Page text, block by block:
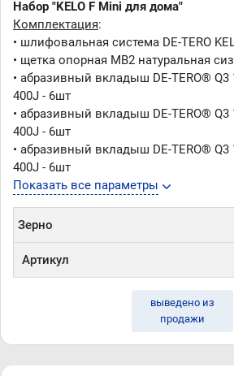
400J (6шт)
Набор "KELO F Mini для дома"
Комплектация:
• шлифовальная система DE-TERO
• щетка опорная MB2 натуральная
• абразивный вкладыш DE-TERO® Q3
400J - 6шт
• абразивный вкладыш DE-TERO® Q3
400J - 6шт
• абразивный вкладыш DE-TERO® Q3
400J - 6шт
Показать все параметры
Зерно
Артикул
выведено из
продажи